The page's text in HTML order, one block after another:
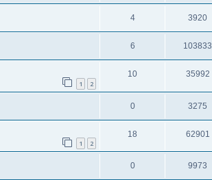
4 3920
6 103833
1 2
10 35992
0 3275
1 2
18 62901
0 9973